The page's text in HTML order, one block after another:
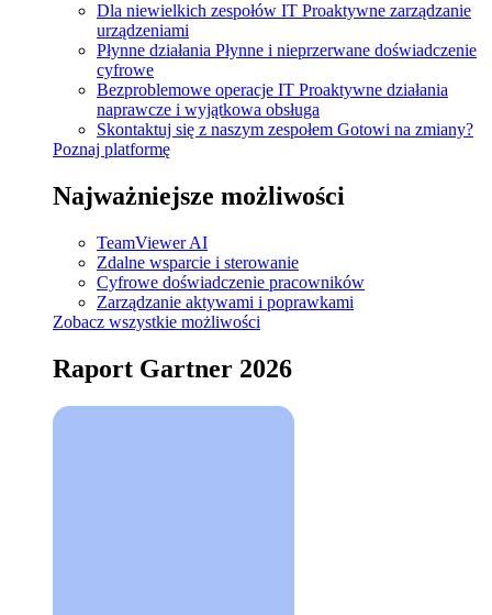
Dla niewielkich zespołów IT Proaktywne zarządzanie
urządzeniami
Płynne działania Płynne i nieprzerwane doświadczenie
cyfrowe
Bezproblemowe operacje IT Proaktywne działania
naprawcze i wyjątkowa obsługa
Skontaktuj się z naszym zespołem Gotowi na zmiany?
Poznaj platformę
Najważniejsze możliwości
TeamViewer AI
Zdalne wsparcie i sterowanie
Cyfrowe doświadczenie pracowników
Zarządzanie aktywami i poprawkami
Zobacz wszystkie możliwości
Raport Gartner 2026